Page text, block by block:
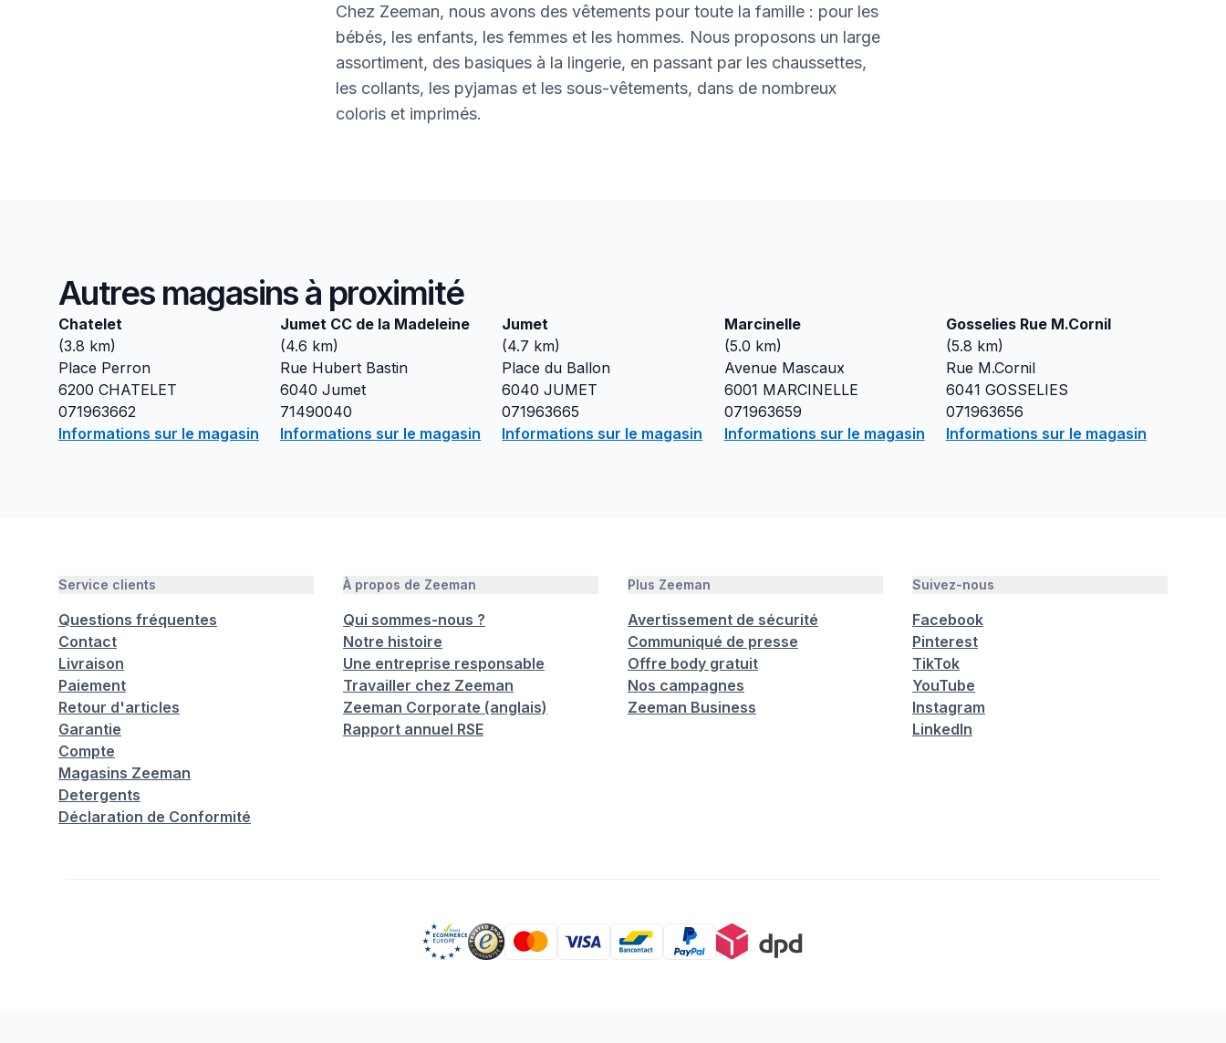
Chez Zeeman, nous avons des vêtements pour toute la famille : pour les
bébés, les enfants, les femmes et les hommes. Nous proposons un large
assortiment, des basiques à la lingerie, en passant par les chaussettes,
les collants, les pyjamas et les sous-vêtements, dans de nombreux
coloris et imprimés.
Autres magasins à proximité
Chatelet
(3.8 km)
Place Perron
6200 CHATELET
071963662
Informations sur le magasin
Jumet CC de la Madeleine
(4.6 km)
Rue Hubert Bastin
6040 Jumet
71490040
Informations sur le magasin
Jumet
(4.7 km)
Place du Ballon
6040 JUMET
071963665
Informations sur le magasin
Marcinelle
(5.0 km)
Avenue Mascaux
6001 MARCINELLE
071963659
Informations sur le magasin
Gosselies Rue M.Cornil
(5.8 km)
Rue M.Cornil
6041 GOSSELIES
071963656
Informations sur le magasin
Service clients
Questions fréquentes
Contact
Livraison
Paiement
Retour d'articles
Garantie
Compte
Magasins Zeeman
Detergents
Déclaration de Conformité
À propos de Zeeman
Qui sommes-nous ?
Notre histoire
Une entreprise responsable
Travailler chez Zeeman
Zeeman Corporate (anglais)
Rapport annuel RSE
Plus Zeeman
Avertissement de sécurité
Communiqué de presse
Offre body gratuit
Nos campagnes
Zeeman Business
Suivez-nous
Facebook
Pinterest
TikTok
YouTube
Instagram
LinkedIn